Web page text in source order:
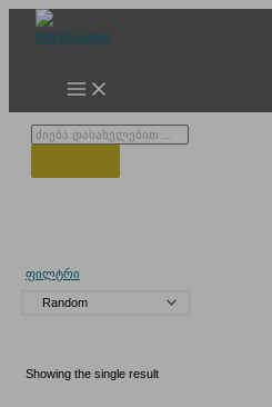
Products
ფილტრი
Showing the single result